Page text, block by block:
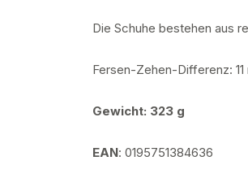
Die Schuhe bestehen aus
Fersen-Zehen-Differenz: 11
Gewicht: 323 g
EAN: 0195751384636